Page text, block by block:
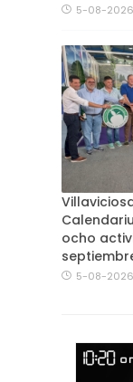
5-08-2026
ocho
5-08-2026